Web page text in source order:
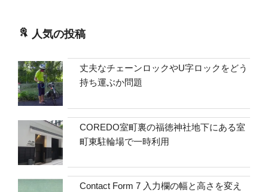
人気の投稿
丈夫なチェーンロックやU字ロックをどう
持ち運ぶか問題
COREDO室町裏の福徳神社地下にある室
町東駐輪場で一時利用
Contact Form 7 入力欄の幅と高さを変え